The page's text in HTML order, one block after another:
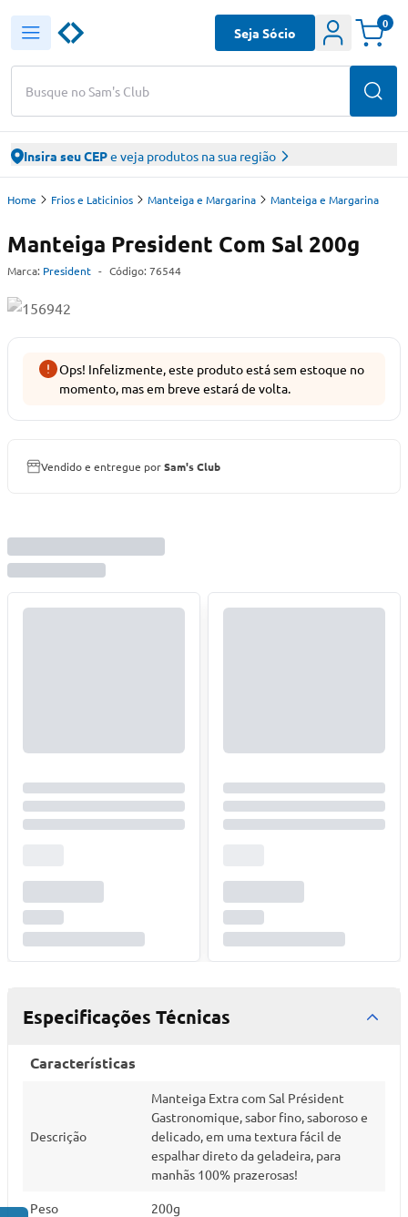
Busque no Sam's Club
Seja Sócio
0
Insira seu CEPe veja produtos na sua região
Home Frios e Laticinios Manteiga e Margarina Manteiga e Margarina
Manteiga President Com Sal 200g
Marca: President - Código: 76544
Ops! Infelizmente, este produto está sem estoque no
momento, mas em breve estará de volta.
Vendido e entregue porSam's Club
Especificações Técnicas
Características
Descrição
Manteiga Extra com Sal Président
Gastronomique, sabor fino, saboroso e
delicado, em uma textura fácil de
espalhar direto da geladeira, para
manhãs 100% prazerosas!
Peso 200g